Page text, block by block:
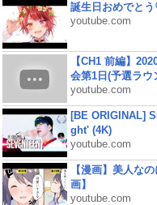
誕生日おめでと
youtube.com
【CH1 前編】
会第1日(予選ラウ
youtube.com
[BE ORIGINAL]
ght' (4K)
youtube.com
【漫画】美人な
画】
youtube.com